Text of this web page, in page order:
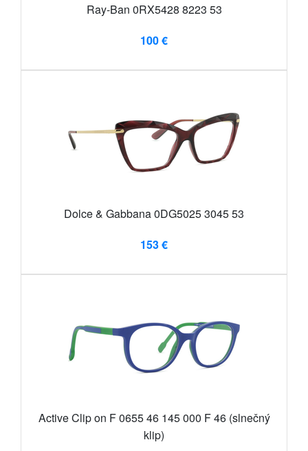
Ray-Ban 0RX5428 8223 53
100 €
Dolce & Gabbana 0DG5025 3045 53
153 €
Active Clip on F 0655 46 145 000 F 46 (slnečný
klip)